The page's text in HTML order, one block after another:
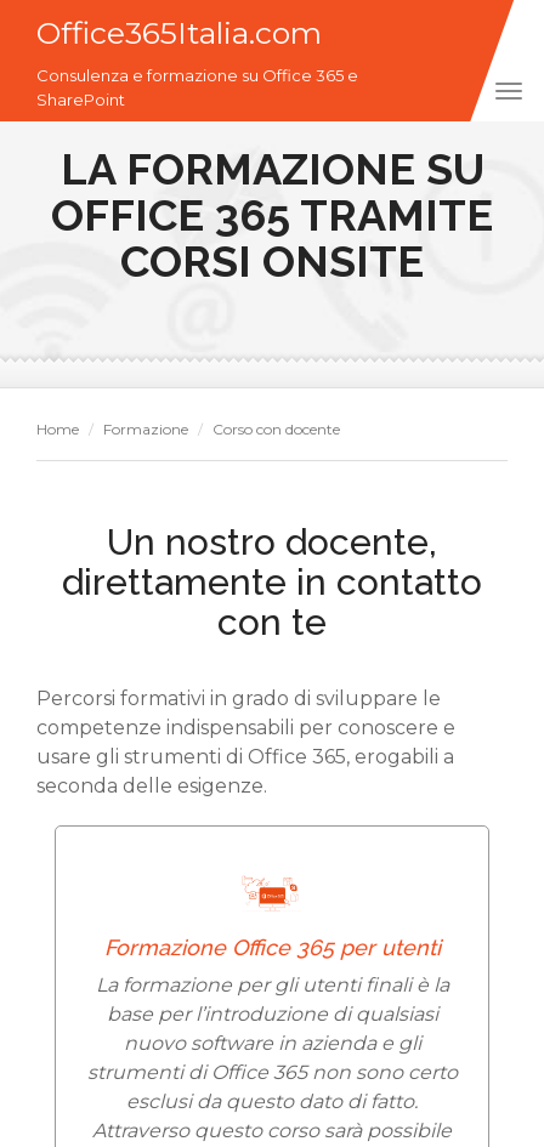
Office365Italia.com
Consulenza e formazione su Office 365 e
SharePoint
LA FORMAZIONE SU
OFFICE 365 TRAMITE
CORSI ONSITE
Home Formazione Corso con docente
Un nostro docente,
direttamente in contatto
con te
Percorsi formativi in grado di sviluppare le
competenze indispensabili per conoscere e
usare gli strumenti di Office 365, erogabili a
seconda delle esigenze.
Formazione Office 365 per utenti
La formazione per gli utenti finali è la
base per l’introduzione di qualsiasi
nuovo software in azienda e gli
strumenti di Office 365 non sono certo
esclusi da questo dato di fatto.
Attraverso questo corso sarà possibile